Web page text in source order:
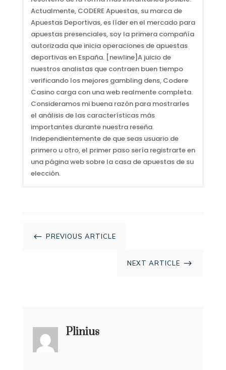
Actualmente, CODERE Apuestas, su marca de
Apuestas Deportivas, es líder en el mercado para
apuestas presenciales, soy la primera compañía
autorizada que inicia operaciones de apuestas
deportivas en España. [newline]A juicio de
nuestros analistas que contraen buen tiempo
verificando los mejores gambling dens, Codere
Casino carga con una web realmente completa.
Consideramos mi buena razón para mostrarles
el análisis de las características más
importantes durante nuestra reseña.
Independientemente de que seas usuario de
primero u otro, el primer paso sería registrarte en
una página web sobre la casa de apuestas de su
elección.
# PREVIOUS ARTICLE
NEXT ARTICLE $
Plinius